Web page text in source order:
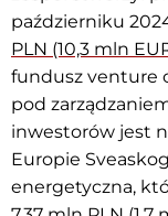
październiku
PLN (10,3 mln
fundusz venture
pod
inwestorów jest
Europie
energetyczna,